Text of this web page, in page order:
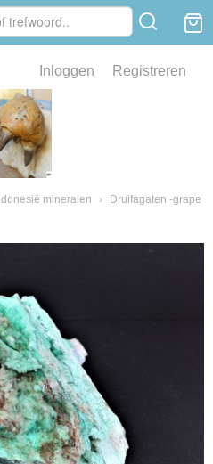
Inloggen Registreren
mineralen ›
Druifagaten -grape